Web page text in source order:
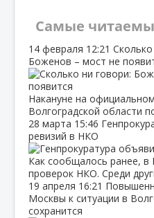
Самые
14 февраля 12:21
Боженов – мост не
Накануне на
Волгоградской области
28 марта 15:46
ревизий в НКО
Как сообщалось ранее, в
проверок НКО. Среди
19 апреля 16:21
Москвы к ситуации в
сохранится